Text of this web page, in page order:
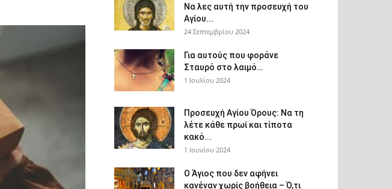
Να λες αυτή την προσευχή του
Αγίου...
24 Σεπτεμβρίου 2024
Για αυτούς που φοράνε
Σταυρό στο λαιμό…
1 Ιουλίου 2024
Προσευχή Αγίου Όρους: Να τη
λέτε κάθε πρωί και τίποτα
κακό...
1 Ιουνίου 2024
Ο Άγιος που δεν αφήνει
κανέναν χωρίς βοήθεια – Ό,τι